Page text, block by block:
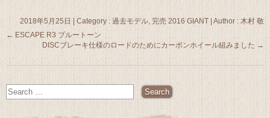
2018年5月25日 | Category : 過去モデル, 完売 2016 GIANT | Author : 木村 敬
← ESCAPE R3 ブルートーン
DISCブレーキ仕様のロードのためにカーボンホイール組みました →